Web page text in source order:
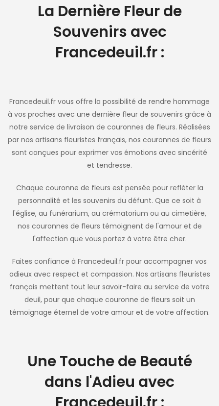
La Dernière Fleur de
Souvenirs avec
Francedeuil.fr :
Francedeuil.fr vous offre la possibilité de rendre hommage
à vos proches avec une dernière fleur de souvenirs grâce à
notre service de livraison de couronnes de fleurs. Réalisées
par nos artisans fleuristes français, nos couronnes de fleurs
sont conçues pour exprimer vos émotions avec sincérité
et tendresse.
Chaque couronne de fleurs est pensée pour refléter la
personnalité et les souvenirs du défunt. Que ce soit à
l'église, au funérarium, au crématorium ou au cimetière,
nos couronnes de fleurs témoignent de l'amour et de
l'affection que vous portez à votre être cher.
Faites confiance à Francedeuil.fr pour accompagner vos
adieux avec respect et compassion. Nos artisans fleuristes
français mettent tout leur savoir-faire au service de votre
deuil, pour que chaque couronne de fleurs soit un
témoignage éternel de votre amour et de votre affection.
Une Touche de Beauté
dans l'Adieu avec